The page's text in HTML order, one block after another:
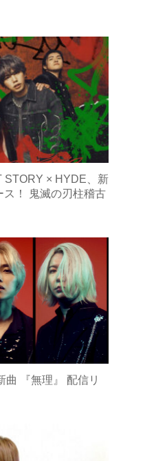
STORY × HYDE、新
！ 鬼滅の刃柱稽古
曲 『無理』 配信リ